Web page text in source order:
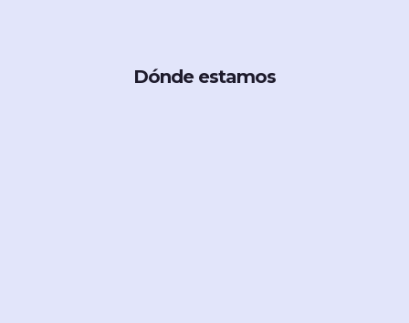
Dónde estamos